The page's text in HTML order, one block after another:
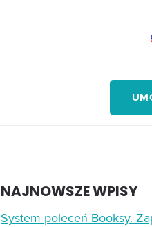
NAJNOWSZE WPISY
System poleceń Booksy.